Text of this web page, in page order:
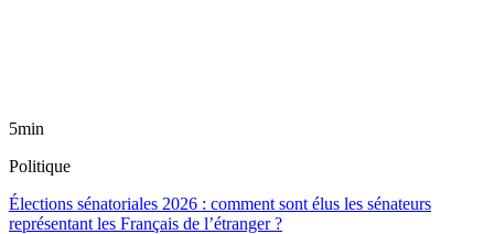
5min
Politique
Élections sénatoriales 2026 : comment sont élus les sénateurs
représentant les Français de l’étranger ?